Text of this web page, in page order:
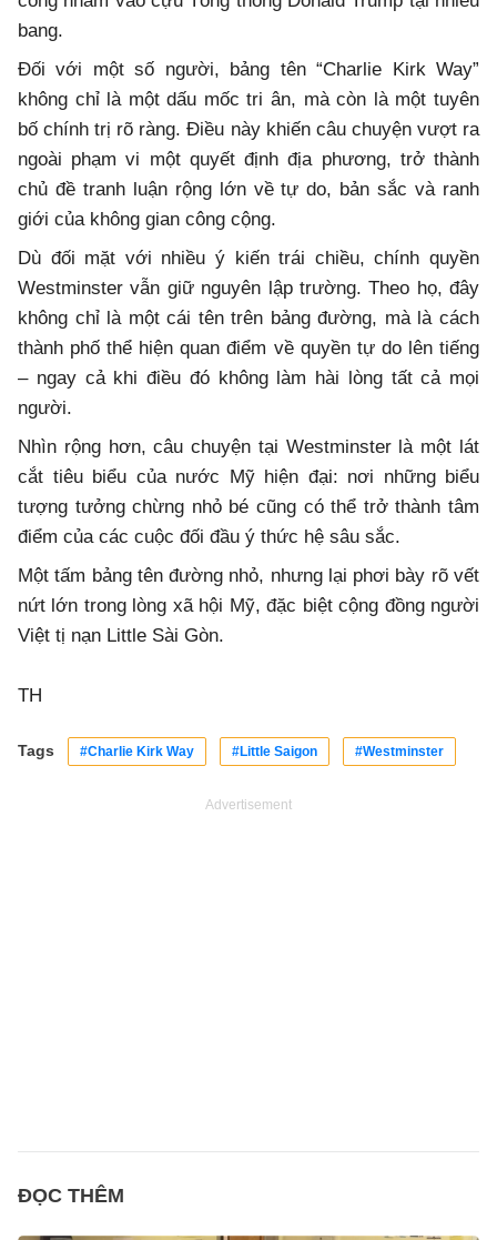
bang.
Đối với một số người, bảng tên “Charlie Kirk Way”
không chỉ là một dấu mốc tri ân, mà còn là một tuyên
bố chính trị rõ ràng. Điều này khiến câu chuyện vượt ra
ngoài phạm vi một quyết định địa phương, trở thành
chủ đề tranh luận rộng lớn về tự do, bản sắc và ranh
giới của không gian công cộng.
Dù đối mặt với nhiều ý kiến trái chiều, chính quyền
Westminster vẫn giữ nguyên lập trường. Theo họ, đây
không chỉ là một cái tên trên bảng đường, mà là cách
thành phố thể hiện quan điểm về quyền tự do lên tiếng
– ngay cả khi điều đó không làm hài lòng tất cả mọi
người.
Nhìn rộng hơn, câu chuyện tại Westminster là một lát
cắt tiêu biểu của nước Mỹ hiện đại: nơi những biểu
tượng tưởng chừng nhỏ bé cũng có thể trở thành tâm
điểm của các cuộc đối đầu ý thức hệ sâu sắc.
Một tấm bảng tên đường nhỏ, nhưng lại phơi bày rõ vết
nứt lớn trong lòng xã hội Mỹ, đặc biệt cộng đồng người
Việt tị nạn Little Sài Gòn.
TH
Tags #Charlie Kirk Way #Little Saigon #Westminster
Advertisement
ĐỌC THÊM